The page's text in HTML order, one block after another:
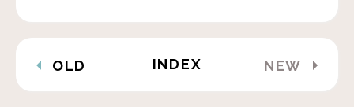
OLD INDEX NEW